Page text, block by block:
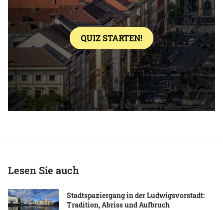
Lesen Sie auch
Stadtspaziergang in der Ludwigsvorstadt:
Tradition, Abriss und Aufbruch